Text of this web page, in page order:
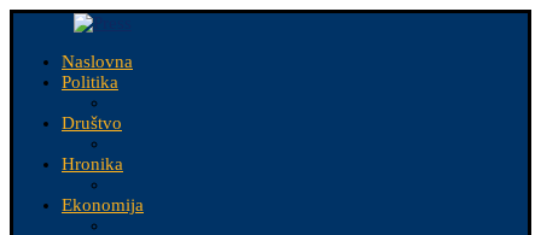
Naslovna
Politika
Društvo
Hronika
Ekonomija